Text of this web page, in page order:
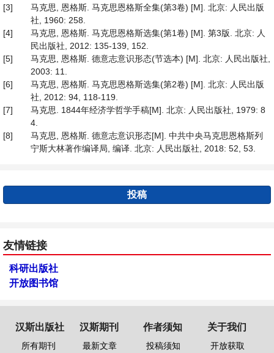
[3]
马克思, 恩格斯. 马克思恩格斯全集(第3卷) [M]. 北京: 人民出版
社, 1960: 258.
[4]
马克思, 恩格斯. 马克思恩格斯选集(第1卷) [M]. 第3版. 北京: 人
民出版社, 2012: 135-139, 152.
[5]
马克思, 恩格斯. 德意志意识形态(节选本) [M]. 北京: 人民出版社,
2003: 11.
[6]
马克思, 恩格斯. 马克思恩格斯选集(第2卷) [M]. 北京: 人民出版
社, 2012: 94, 118-119.
[7]
马克思. 1844年经济学哲学手稿[M]. 北京: 人民出版社, 1979: 8
4.
[8]
马克思, 恩格斯. 德意志意识形态[M]. 中共中央马克思恩格斯列
宁斯大林著作编译局, 编译. 北京: 人民出版社, 2018: 52, 53.
投稿
友情链接
科研出版社
开放图书馆
汉斯出版社
所有期刊
汉斯期刊
最新文章
作者须知
投稿须知
关于我们
开放获取